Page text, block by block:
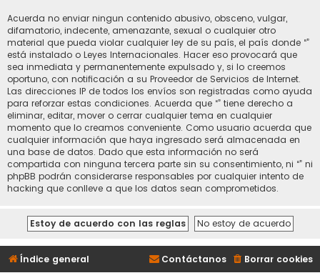
Acuerda no enviar ningun contenido abusivo, obsceno, vulgar,
difamatorio, indecente, amenazante, sexual o cualquier otro
material que pueda violar cualquier ley de su país, el país donde “”
está instalado o Leyes Internacionales. Hacer eso provocará que
sea inmediata y permanentemente expulsado y, si lo creemos
oportuno, con notificación a su Proveedor de Servicios de Internet.
Las direcciones IP de todos los envíos son registradas como ayuda
para reforzar estas condiciones. Acuerda que “” tiene derecho a
eliminar, editar, mover o cerrar cualquier tema en cualquier
momento que lo creamos conveniente. Como usuario acuerda que
cualquier información que haya ingresado será almacenada en
una base de datos. Dado que esta información no será
compartida con ninguna tercera parte sin su consentimiento, ni “” ni
phpBB podrán considerarse responsables por cualquier intento de
hacking que conlleve a que los datos sean comprometidos.
Índice general Borrar cookies
Contáctanos